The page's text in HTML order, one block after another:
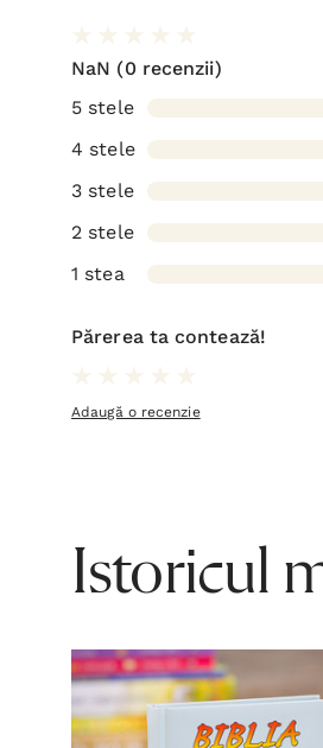
NaN (0 recenzii)
5 stele
4 stele
3 stele
2 stele
1 stea
Părerea ta contează!
Adaugă o recenzie
Istoricul